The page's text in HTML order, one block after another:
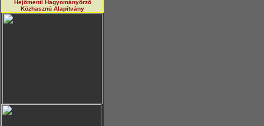
Hejőmenti Hagyományörző
Közhasznú Alapítvány